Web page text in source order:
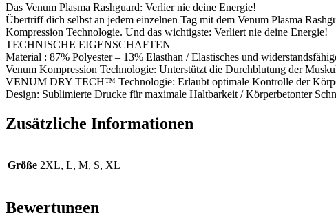
Das Venum Plasma Rashguard: Verlier nie deine Energie!
Übertriff dich selbst an jedem einzelnen Tag mit dem Venum Plasma
Kompression Technologie. Und das wichtigste: Verliert nie deine Energie!
TECHNISCHE EIGENSCHAFTEN
Material : 87% Polyester – 13% Elasthan / Elastisches und
Venum Kompression Technologie: Unterstützt die Durchblutung der
VENUM DRY TECH™ Technologie: Erlaubt optimale Kontrolle der
Design: Sublimierte Drucke für maximale Haltbarkeit / Körperbetonter
Zusätzliche Informationen
Größe 2XL, L, M, S, XL
Bewertungen